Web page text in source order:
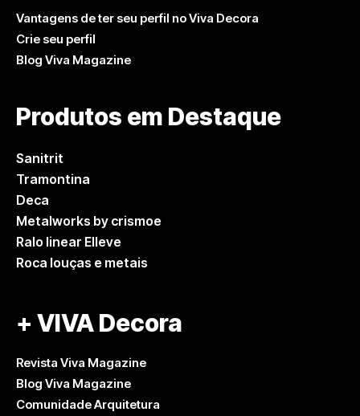
Vantagens de ter seu perfil no Viva Decora
Crie seu perfil
Blog Viva Magazine
Produtos em Destaque
Sanitrit
Tramontina
Deca
Metalworks by crismoe
Ralo linear Elleve
Roca louças e metais
+ VIVA Decora
Revista Viva Magazine
Blog Viva Magazine
Comunidade Arquitetura